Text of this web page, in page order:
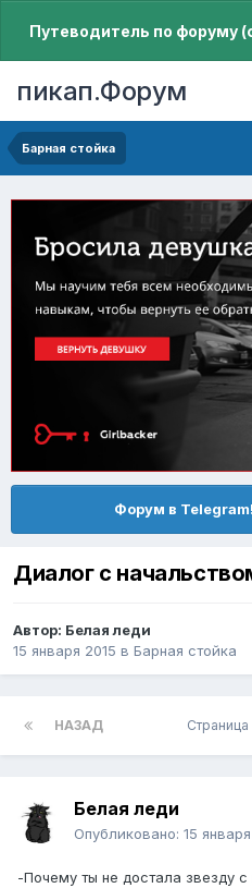
Путеводитель по форуму
пикап.Форум
Барная стойка
Форум в
Диалог с
Автор: Белая леди
15 января 2015 в Барная стойка
НАЗАД Страница
Белая леди
Опубликовано: 15
-Почему ты не достала звезду